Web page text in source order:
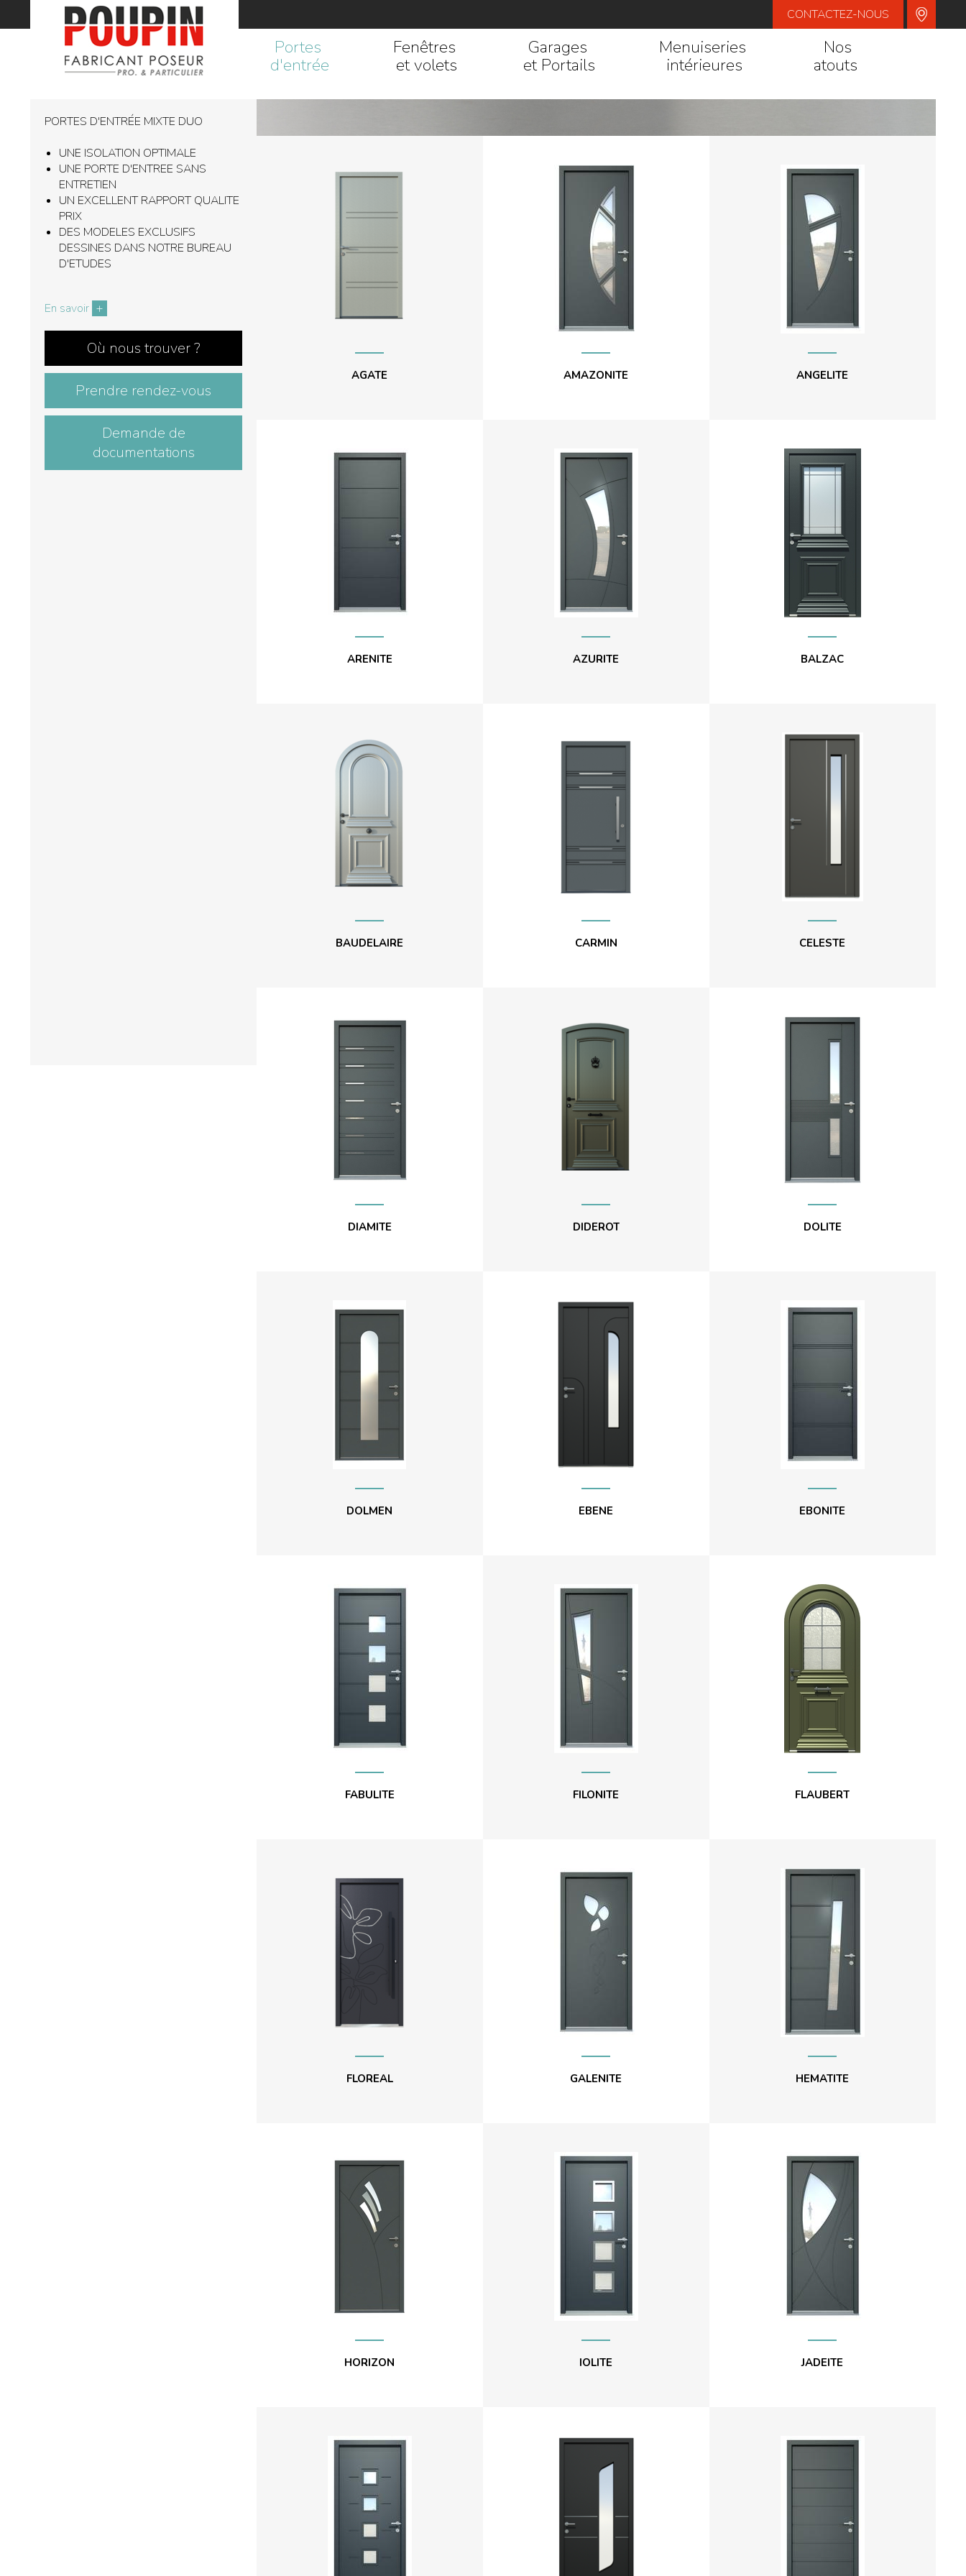
CONTACTEZ-NOUS
Accueil
Portes
d'entrée
Fenêtres
et volets
Garages
et Portails
Menuiseries
intérieures
Nos
atouts
PORTES D'ENTRÉE MIXTE DUO
UNE ISOLATION OPTIMALE
UNE PORTE D'ENTREE SANS
ENTRETIEN​
UN EXCELLENT RAPPORT QUALITE
PRIX​
DES MODELES EXCLUSIFS
DESSINES DANS NOTRE BUREAU
D'ETUDES
En savoir +
Où nous trouver ?
Prendre rendez-vous
Demande de
documentations
AGATE AMAZONITE ANGELITE
ARENITE AZURITE BALZAC
BAUDELAIRE CARMIN CELESTE
DIAMITE DIDEROT DOLITE
DOLMEN EBENE EBONITE
FABULITE FILONITE FLAUBERT
FLOREAL GALENITE HEMATITE
HORIZON IOLITE JADEITE